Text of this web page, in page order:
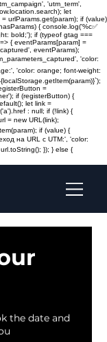
'utm_term',
let
urlParams.get(param); if (value)
{ console.log('%c✅
bold;'); if (typeof gtag ===
{ eventParams[param] =
eventParams);
'color:
'color: orange; font-weight:
=
if (registerButton) {
let link =
: null; if (!link) {
= new URL(link);
if (value) {
на URL с UTM:', 'color:
}); } else {
the date and